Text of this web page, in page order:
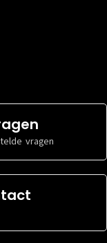
vragen